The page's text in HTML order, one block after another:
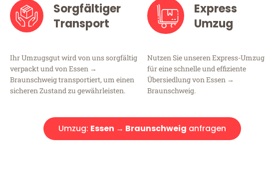
Sorgfältiger
Transport
Ihr Umzugsgut wird von uns sorgfältig
verpackt und von Essen →
Braunschweig transportiert, um einen
sicheren Zustand zu gewährleisten.
Express
Umzug
Nutzen Sie unseren Express-Umzug
für eine schnelle und effiziente
Übersiedlung von Essen →
Braunschweig.
Umzug: Essen → Braunschweig anfragen